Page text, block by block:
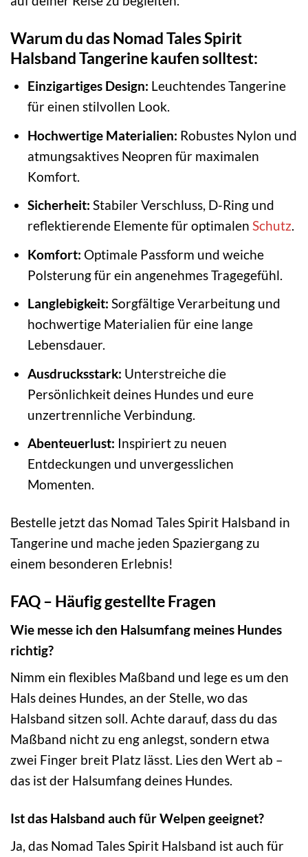
Warum du das Nomad Tales Spirit
Halsband Tangerine kaufen solltest:
Einzigartiges Design: Leuchtendes Tangerine
für einen stilvollen Look.
Hochwertige Materialien: Robustes Nylon und
atmungsaktives Neopren für maximalen
Komfort.
Sicherheit: Stabiler Verschluss, D-Ring und
reflektierende Elemente für optimalen Schutz.
Komfort: Optimale Passform und weiche
Polsterung für ein angenehmes Tragegefühl.
Langlebigkeit: Sorgfältige Verarbeitung und
hochwertige Materialien für eine lange
Lebensdauer.
Ausdrucksstark: Unterstreiche die
Persönlichkeit deines Hundes und eure
unzertrennliche Verbindung.
Abenteuerlust: Inspiriert zu neuen
Entdeckungen und unvergesslichen
Momenten.
Bestelle jetzt das Nomad Tales Spirit Halsband in
Tangerine und mache jeden Spaziergang zu
einem besonderen Erlebnis!
FAQ – Häufig gestellte Fragen
Wie messe ich den Halsumfang meines Hundes
richtig?
Nimm ein flexibles Maßband und lege es um den
Hals deines Hundes, an der Stelle, wo das
Halsband sitzen soll. Achte darauf, dass du das
Maßband nicht zu eng anlegst, sondern etwa
zwei Finger breit Platz lässt. Lies den Wert ab –
das ist der Halsumfang deines Hundes.
Ist das Halsband auch für Welpen geeignet?
Ja, das Nomad Tales Spirit Halsband ist auch für